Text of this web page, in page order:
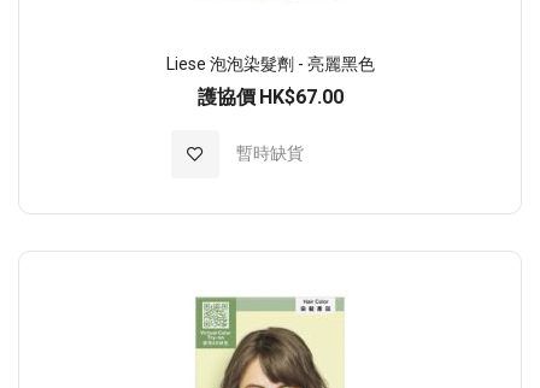
Liese 泡泡染髮劑 - 亮麗黑色
護協價 HK$67.00
暫時缺貨
加入至願望清單